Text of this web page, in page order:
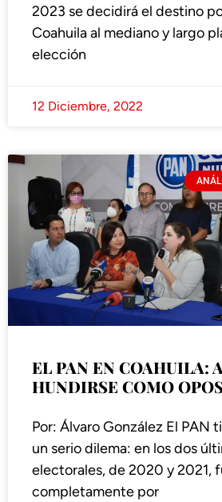
2023 se decidirá el destino
Coahuila al mediano y largo
elección
12 Diciembre, 2022
EL PAN EN COAHUILA:
HUNDIRSE COMO
Por: Álvaro González El PAN
un serio dilema: en los dos
electorales, de 2020 y 2021,
completamente por